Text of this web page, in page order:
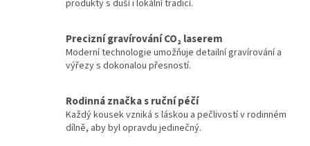
p
v
k
y
p
i
s
produkty s duší i lokální tradicí.
Precizní gravírování CO₂ laserem
Moderní technologie umožňuje detailní gravírování a
výřezy s dokonalou přesností.
Rodinná značka s ruční péčí
Každý kousek vzniká s láskou a pečlivostí v rodinném
dílně, aby byl opravdu jedinečný.